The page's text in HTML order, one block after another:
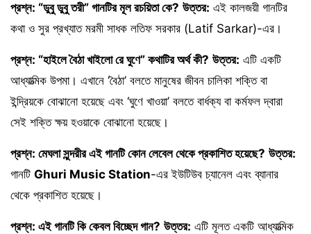
প্রশ্ন: “ডুবু ডুবু তরী” গানটির মূল রচয়িতা কে? উত্তর: এই কালজয়ী গানটির
কথা ও সুর প্রখ্যাত মরমী সাধক লতিফ সরকার (Latif Sarkar)-এর।
প্রশ্ন: “হাইলে বৈঠা খাইলো রে ঘুণে” কথাটির অর্থ কী? উত্তর: এটি একটি
আধ্যাত্মিক উপমা। এখানে ‘বৈঠা’ বলতে মানুষের জীবন চালিকা শক্তি বা
ইন্দ্রিয়কে বোঝানো হয়েছে এবং ‘ঘুণে খাওয়া’ বলতে বার্ধক্য বা কর্মফল দ্বারা
সেই শক্তি ক্ষয় হওয়াকে বোঝানো হয়েছে।
প্রশ্ন: মেঘলা সুন্দরীর এই গানটি কোন লেবেল থেকে প্রকাশিত হয়েছে? উত্তর:
গানটি Ghuri Music Station-এর ইউটিউব চ্যানেল এবং ব্যানার
থেকে প্রকাশিত হয়েছে।
প্রশ্ন: এই গানটি কি কেবল বিচ্ছেদ গান? উত্তর: এটি মূলত একটি আধ্যাত্মিক